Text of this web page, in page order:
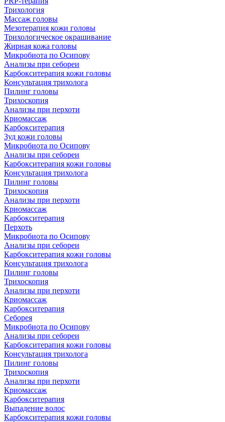
Трихология
Массаж головы
Мезотерапия кожи головы
Трихологическое окрашивание
Жирная кожа головы
Микробиота по Осипову
Анализы при себореи
Карбокситерапия кожи головы
Консультация трихолога
Пилинг головы
Трихоскопия
Анализы при перхоти
Криомассаж
Карбокситерапия
Зуд кожи головы
Микробиота по Осипову
Анализы при себореи
Карбокситерапия кожи головы
Консультация трихолога
Пилинг головы
Трихоскопия
Анализы при перхоти
Криомассаж
Карбокситерапия
Перхоть
Микробиота по Осипову
Анализы при себореи
Карбокситерапия кожи головы
Консультация трихолога
Пилинг головы
Трихоскопия
Анализы при перхоти
Криомассаж
Карбокситерапия
Себорея
Микробиота по Осипову
Анализы при себореи
Карбокситерапия кожи головы
Консультация трихолога
Пилинг головы
Трихоскопия
Анализы при перхоти
Криомассаж
Карбокситерапия
Выпадение волос
Карбокситерапия кожи головы